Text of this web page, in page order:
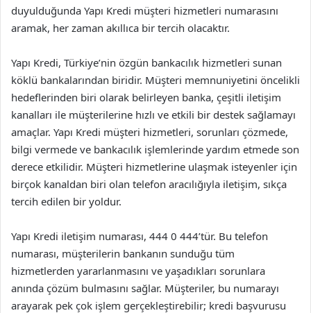
duyulduğunda Yapı Kredi müşteri hizmetleri numarasını
aramak, her zaman akıllıca bir tercih olacaktır.
Yapı Kredi, Türkiye’nin özgün bankacılık hizmetleri sunan
köklü bankalarından biridir. Müşteri memnuniyetini öncelikli
hedeflerinden biri olarak belirleyen banka, çeşitli iletişim
kanalları ile müşterilerine hızlı ve etkili bir destek sağlamayı
amaçlar. Yapı Kredi müşteri hizmetleri, sorunları çözmede,
bilgi vermede ve bankacılık işlemlerinde yardım etmede son
derece etkilidir. Müşteri hizmetlerine ulaşmak isteyenler için
birçok kanaldan biri olan telefon aracılığıyla iletişim, sıkça
tercih edilen bir yoldur.
Yapı Kredi iletişim numarası, 444 0 444’tür. Bu telefon
numarası, müşterilerin bankanın sunduğu tüm
hizmetlerden yararlanmasını ve yaşadıkları sorunlara
anında çözüm bulmasını sağlar. Müşteriler, bu numarayı
arayarak pek çok işlem gerçekleştirebilir; kredi başvurusu